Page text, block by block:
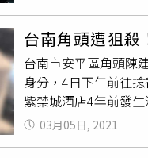
發函要求各分署不
條規定外，「嚴重
貼、獎勵及補償，不
應。
台南角頭遭狙
台南市安平區角頭陳
身分，4日下午前往
紫禁城酒店4年前發
業發跡，在中西區康
03月05日, 2021